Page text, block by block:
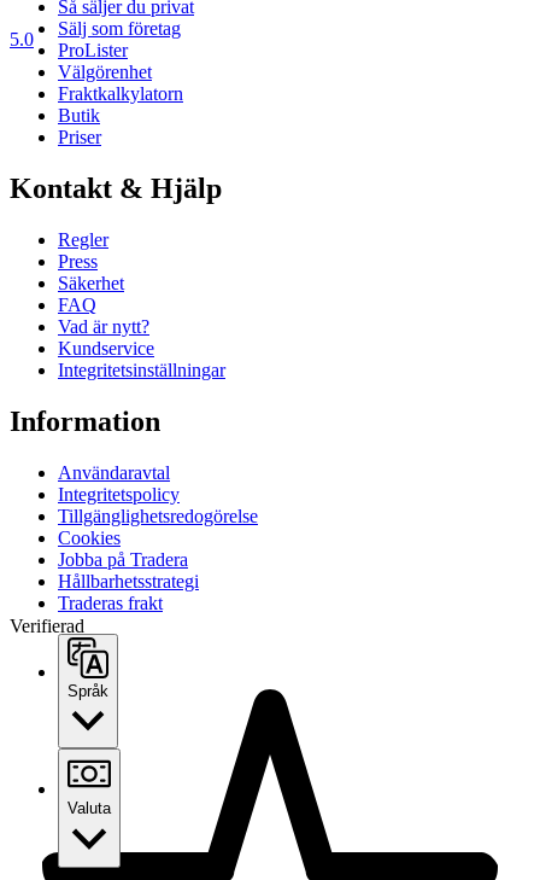
5.0
Verifierad
Så säljer du privat
Sälj som företag
ProLister
Välgörenhet
Fraktkalkylatorn
Butik
Priser
Kontakt & Hjälp
Regler
Press
Säkerhet
FAQ
Vad är nytt?
Kundservice
Integritetsinställningar
Information
Användaravtal
Integritetspolicy
Tillgänglighetsredogörelse
Cookies
Jobba på Tradera
Hållbarhetsstrategi
Traderas frakt
Språk
Valuta